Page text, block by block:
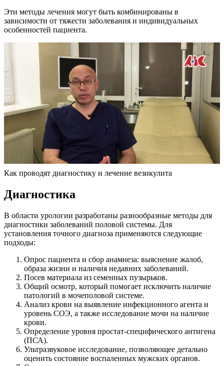
Эти методы лечения могут быть комбинированы в
зависимости от тяжести заболевания и индивидуальных
особенностей пациента.
Как проводят диагностику и лечение везикулита
Диагностика
В области урологии разработаны разнообразные методы для
диагностики заболеваний половой системы. Для
установления точного диагноза применяются следующие
подходы:
Опрос пациента и сбор анамнеза: выяснение жалоб,
образа жизни и наличия недавних заболеваний.
Посев материала из семенных пузырьков.
Общий осмотр, который помогает исключить наличие
патологий в мочеполовой системе.
Анализ крови на выявление инфекционного агента и
уровень СОЭ, а также исследование мочи на наличие
крови.
Определение уровня простат-специфического антигена
(ПСА).
Ультразвуковое исследование, позволяющее детально
оценить состояние воспаленных мужских органов.